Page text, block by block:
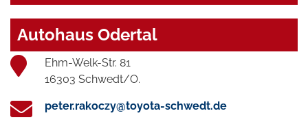
Autohaus Odertal
Ehm-Welk-Str. 81
16303 Schwedt/O.
peter.rakoczy@toyota-schwedt.de